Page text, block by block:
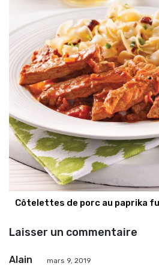
Côtelettes de porc au paprika
Laisser un commentaire
Alain mars 9, 2019